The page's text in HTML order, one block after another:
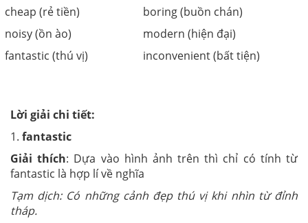
cheap (rẻ tiền)
noisy (ồn ào)
fantastic (thú vị)
boring (buồn chán)
modern (hiện đại)
inconvenient (bất tiện)
Lời giải chi tiết:
1. fantastic
Giải thích: Dựa vào hình ảnh trên thì chỉ có tính từ
fantastic là hợp lí về nghĩa
Tạm dịch: Có những cảnh đẹp thú vị khi nhìn từ đỉnh
tháp.